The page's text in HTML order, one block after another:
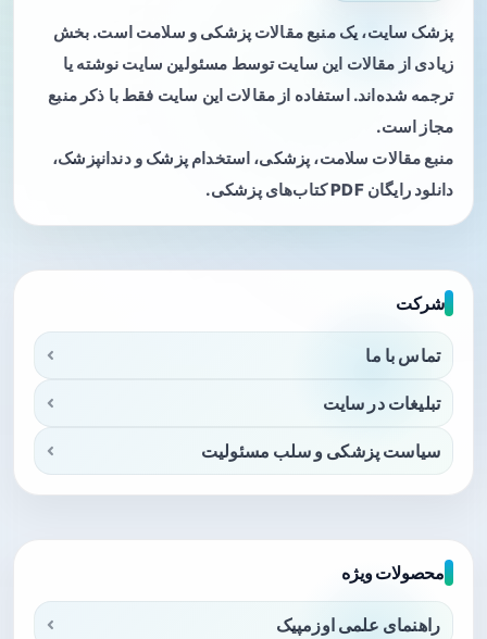
پزشک سایت، یک منبع مقالات پزشکی و سلامت است. بخش
زیادی از مقالات این سایت توسط مسئولین سایت نوشته یا
ترجمه شده‌اند. استفاده از مقالات این سایت فقط با ذکر منبع
مجاز است.
منبع مقالات سلامت، پزشکی، استخدام پزشک و دندانپزشک،
دانلود رایگان PDF کتاب‌های پزشکی.
شرکت
تماس با ما
تبلیغات در سایت
سیاست پزشکی و سلب مسئولیت
محصولات ویژه
راهنمای علمی اوزمپیک